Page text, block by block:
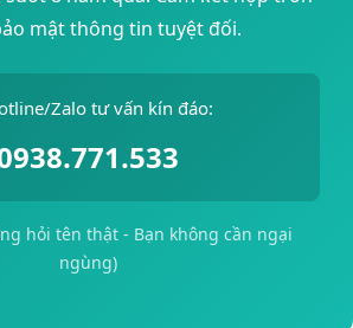
mật thông tin tuyệt đối.
Zalo tư vấn kín đáo:
hỏi tên thật - Bạn không cần ngại
ngùng)